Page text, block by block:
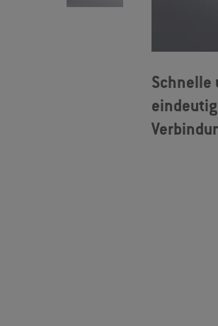
Schnelle